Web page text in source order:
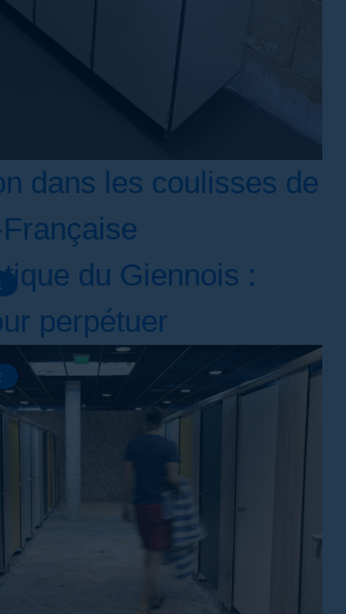
dans les coulisses de
du Giennois :
perpétuer